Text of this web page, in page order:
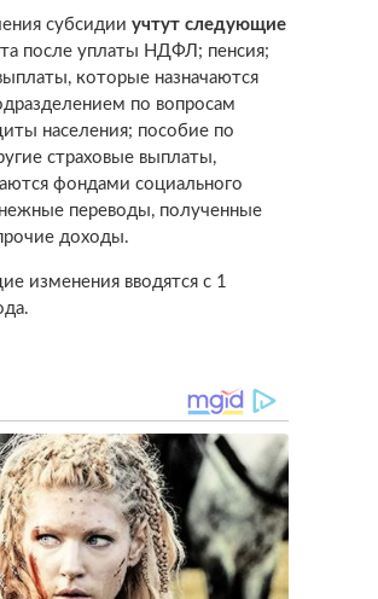
субсидии учтут следующие
после уплаты НДФЛ; пенсия;
которые назначаются
по вопросам
населения; пособие по
страховые выплаты,
фондами социального
переводы, полученные
доходы.
изменения вводятся с 1